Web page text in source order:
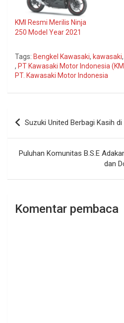
KMI Resmi Merilis Ninja
250 Model Year 2021
Tags: Bengkel Kawasaki, kawasaki,
, PT Kawasaki Motor Indonesia
PT. Kawasaki Motor Indonesia
Navigasi
pos
Suzuki United Berbagi Kasih
Puluhan Komunitas B.S.E
dan
Komentar pembaca